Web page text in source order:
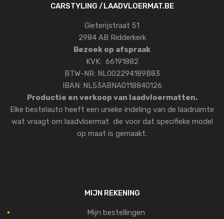
CARSTYLING /LAADVLOERMAT.BE
Gieterijstraat 51
2984 AB Ridderkerk
Bezoek op afspraak
KVK: 66191882
BTW-NR: NL002294189B83
IBAN: NL53ABNA0118840126
Productie en verkoop van laadvloermatten.
Elke bestelauto heeft een unieke indeling van de laadruimte
wat vraagt om laadvloermat die voor dat specifieke model
op maat is gemaakt.
MIJN REKENING
Mijn bestellingen